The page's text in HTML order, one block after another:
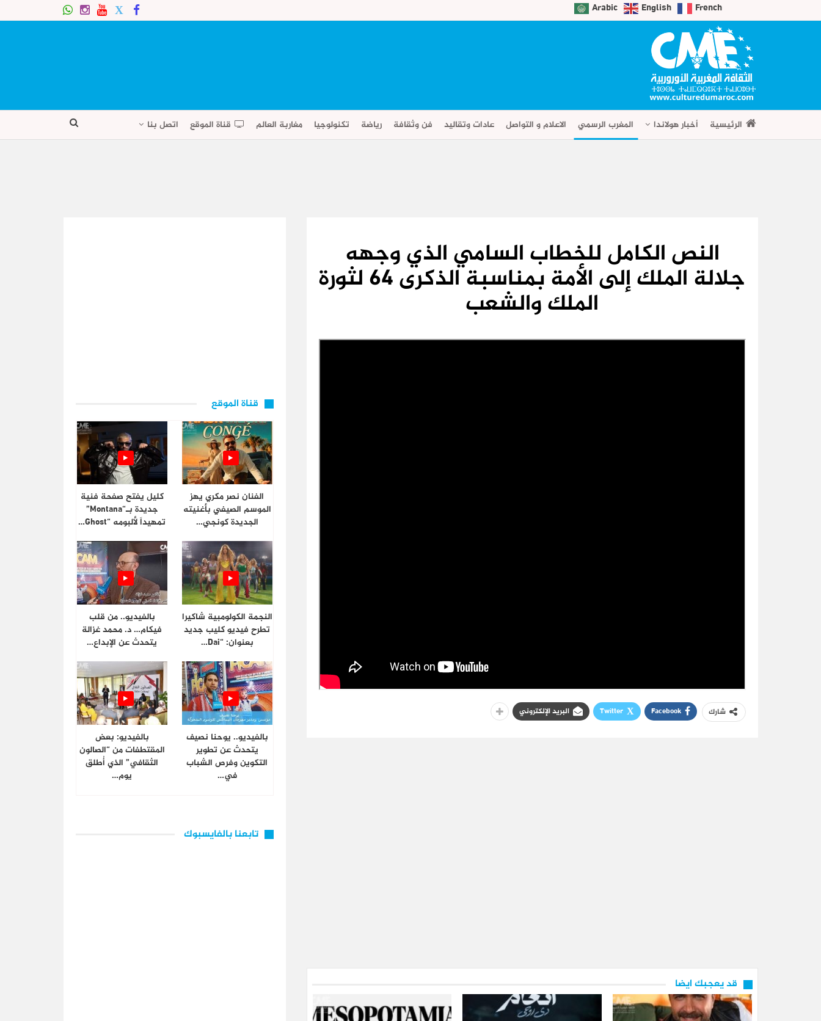
Arabic English French
الرئيسية أخبار هولاندا المغرب الرسمي الاعلام و التواصل عادات وتقاليد فن وثقافة رياضة تكنولوجيا مغاربة العالم قناة الموقع اتصل بنا
النص الكامل للخطاب السامي الذي وجهه
جلالة الملك إلى الأمة بمناسبة الذكرى 64 لثورة
الملك والشعب
شارك Facebook
Twitter البريد الإلكتروني
قد يعجبك ايضا
قناة الموقع
الفنان نصر مكري يهز
الموسم الصيفي بأغنيته
الجديدة كونجي…
كليل يفتح صفحة فنية
جديدة بـ“Montana”
تمهيداً لألبومه “Ghost…
النجمة الكولومبية شاكيرا
تطرح فيديو كليب جديد
بعنوان: “Dai…
بالفيديو.. من قلب
فيكام… د. محمد غزالة
يتحدث عن الإبداع…
بالفيديو.. يوحنا نصيف
يتحدث عن تطوير
التكوين وفرص الشباب
في…
بالفيديو: بعض
المقتطفات من “الصالون
الثقافي” الذي أُطلق
يوم…
تابعنا بالفايسبوك